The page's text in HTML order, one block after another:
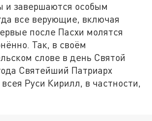
и завершаются особым
все верующие, включая
после Пасхи молятся
Так, в своём
слове в день Святой
Святейший Патриарх
Руси Кирилл, в частности,